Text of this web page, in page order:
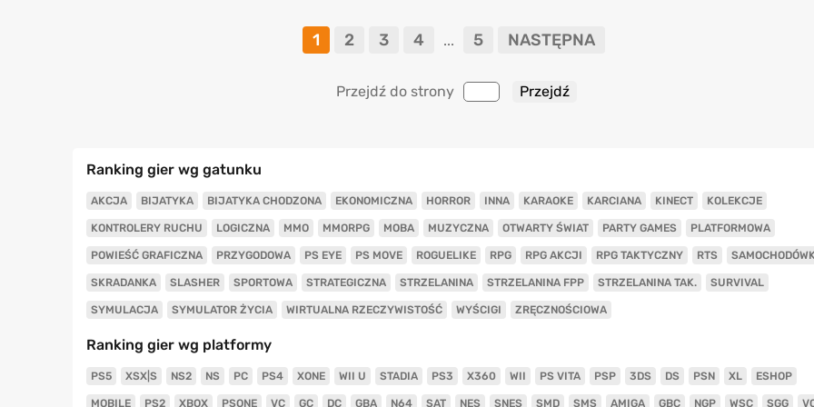
1 2 3 4 ... 5 NASTĘPNA
Przejdź do strony
Ranking gier wg gatunku
AKCJA BIJATYKA BIJATYKA CHODZONA EKONOMICZNA HORROR INNA KARAOKE KARCIANA KINECT KOLEKCJE
KONTROLERY RUCHU LOGICZNA MMO MMORPG MOBA MUZYCZNA OTWARTY ŚWIAT PARTY GAMES PLATFORMOWA
POWIEŚĆ GRAFICZNA PRZYGODOWA PS EYE PS MOVE ROGUELIKE RPG RPG AKCJI RPG TAKTYCZNY RTS
SKRADANKA SLASHER SPORTOWA STRATEGICZNA STRZELANINA STRZELANINA FPP STRZELANINA TAK. SURVIVAL
SYMULACJA SYMULATOR ŻYCIA WIRTUALNA RZECZYWISTOŚĆ WYŚCIGI ZRĘCZNOŚCIOWA
Ranking gier wg platformy
PS5 XSX|S NS2 NS PC PS4 XONE WII U STADIA PS3 X360 WII PS VITA PSP 3DS DS PSN XL ESHOP
MOBILE PS2 XBOX PSONE VC GC DC GBA N64 SAT NES SNES SMD SMS AMIGA GBC NGP WSC SGG